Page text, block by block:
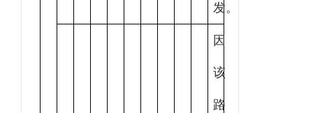
发。
因
该
路